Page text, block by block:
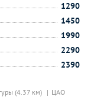
(4.37 км) ЦАО
1290
1450
1990
2290
2390